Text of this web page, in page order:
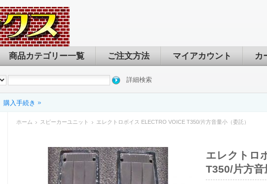
商品カテゴリー一覧 ご注文方法 マイアカウント カ
詳細検索
購入手続き
ホーム スピーカーユニット エレクトロボイス ELECTRO VOICE T350/片方音量小（委託）
エレクトロ
T350/片方音